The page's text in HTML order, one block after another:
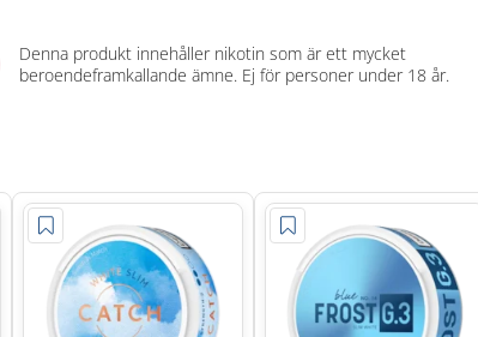
Denna produkt innehåller nikotin som är ett mycket
beroendeframkallande ämne. Ej för personer under 18 år.